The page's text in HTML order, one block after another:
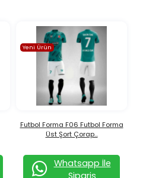
Yeni Ürün
Futbol Forma F06 Futbol Forma
Üst Şort Çorap...
Whatsapp İle
Sipariş